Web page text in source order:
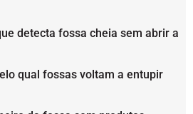
detecta fossa cheia sem abrir a
qual fossas voltam a entupir